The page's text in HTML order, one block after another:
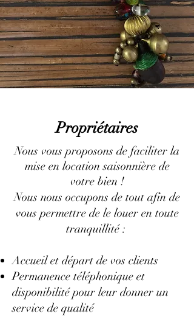
Propriétaires
Nous vous proposons de faciliter la
mise en location saisonnière de
votre bien !
Nous nous occupons de tout afin de
vous permettre de le louer en toute
tranquillité :
Accueil et départ de vos clients
Permanence téléphonique et
disponibilité pour leur donner un
service de qualité